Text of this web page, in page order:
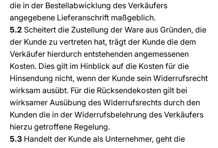
die in der Bestellabwicklung des Verkäufers
angegebene Lieferanschrift maßgeblich.
5.2 Scheitert die Zustellung der Ware aus Gründen, die
der Kunde zu vertreten hat, trägt der Kunde die dem
Verkäufer hierdurch entstehenden angemessenen
Kosten. Dies gilt im Hinblick auf die Kosten für die
Hinsendung nicht, wenn der Kunde sein Widerrufsrecht
wirksam ausübt. Für die Rücksendekosten gilt bei
wirksamer Ausübung des Widerrufsrechts durch den
Kunden die in der Widerrufsbelehrung des Verkäufers
hierzu getroffene Regelung.
5.3 Handelt der Kunde als Unternehmer, geht die